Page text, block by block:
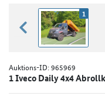
zurück blättern
1
Auktions-ID:965969
1 Iveco Daily 4x4